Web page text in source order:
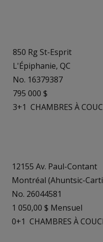
850 Rg St-Esprit
L'Épiphanie, QC
No. 16379387
795 000 $
3+1 CHAMBRES À
12155 Av. Paul-Contant
Montréal (Ahuntsic-
No. 26044581
1 050,00 $ Mensuel
0+1 CHAMBRES À